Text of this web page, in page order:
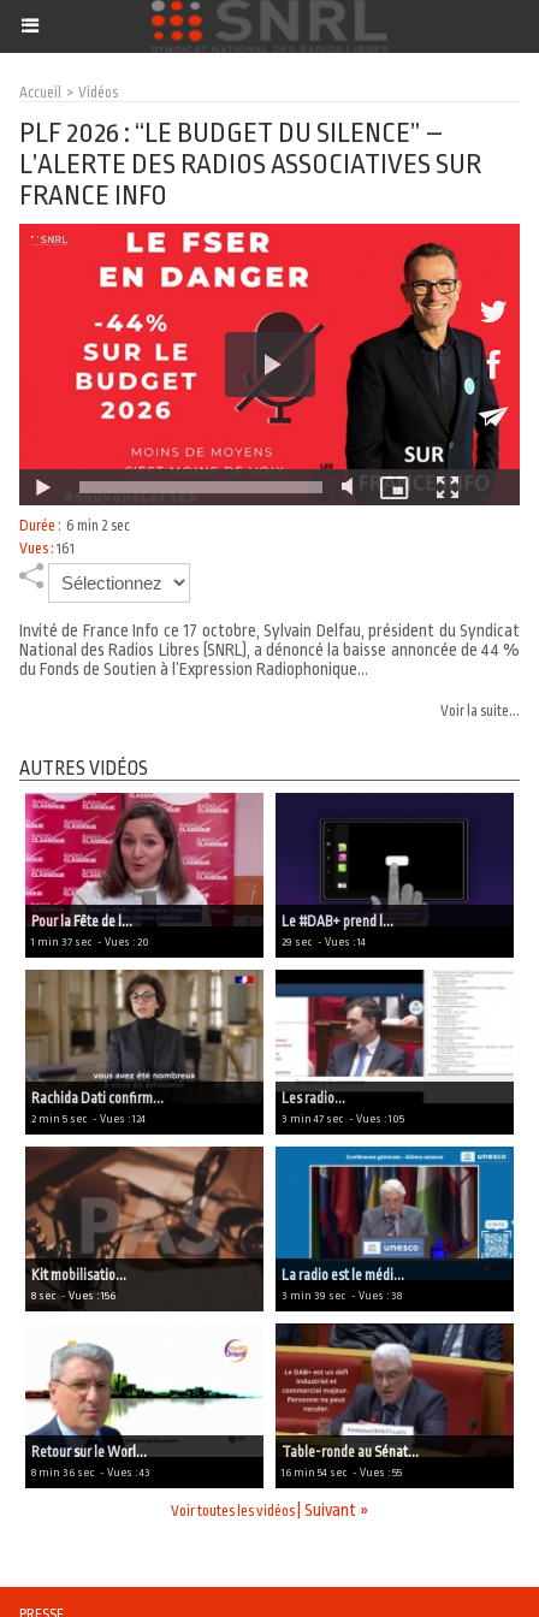
Accueil > Vidéos
PLF 2026 : “LE BUDGET DU SILENCE” –
L’ALERTE DES RADIOS ASSOCIATIVES SUR
FRANCE INFO
Durée : 6 min 2 sec
Vues : 161
Invité de France Info ce 17 octobre, Sylvain Delfau, président du Syndicat
National des Radios Libres (SNRL), a dénoncé la baisse annoncée de 44 %
du Fonds de Soutien à l’Expression Radiophonique...
Voir la suite...
AUTRES VIDÉOS
Pour la Fête de l...
1 min 37 sec - Vues : 20
Le #DAB+ prend l...
29 sec - Vues : 14
Rachida Dati confirm...
2 min 5 sec - Vues : 124
Les radio...
3 min 47 sec - Vues : 105
Kit mobilisatio...
8 sec - Vues : 156
La radio est le médi...
3 min 39 sec - Vues : 38
Retour sur le Worl...
8 min 36 sec - Vues : 43
Table-ronde au Sénat...
16 min 54 sec - Vues : 55
Voir toutes les vidéos Suivant »